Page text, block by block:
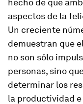
hecho de que
aspectos de la
Un creciente
demuestran que
no son sólo
personas, sino
determinar los
la productividad e